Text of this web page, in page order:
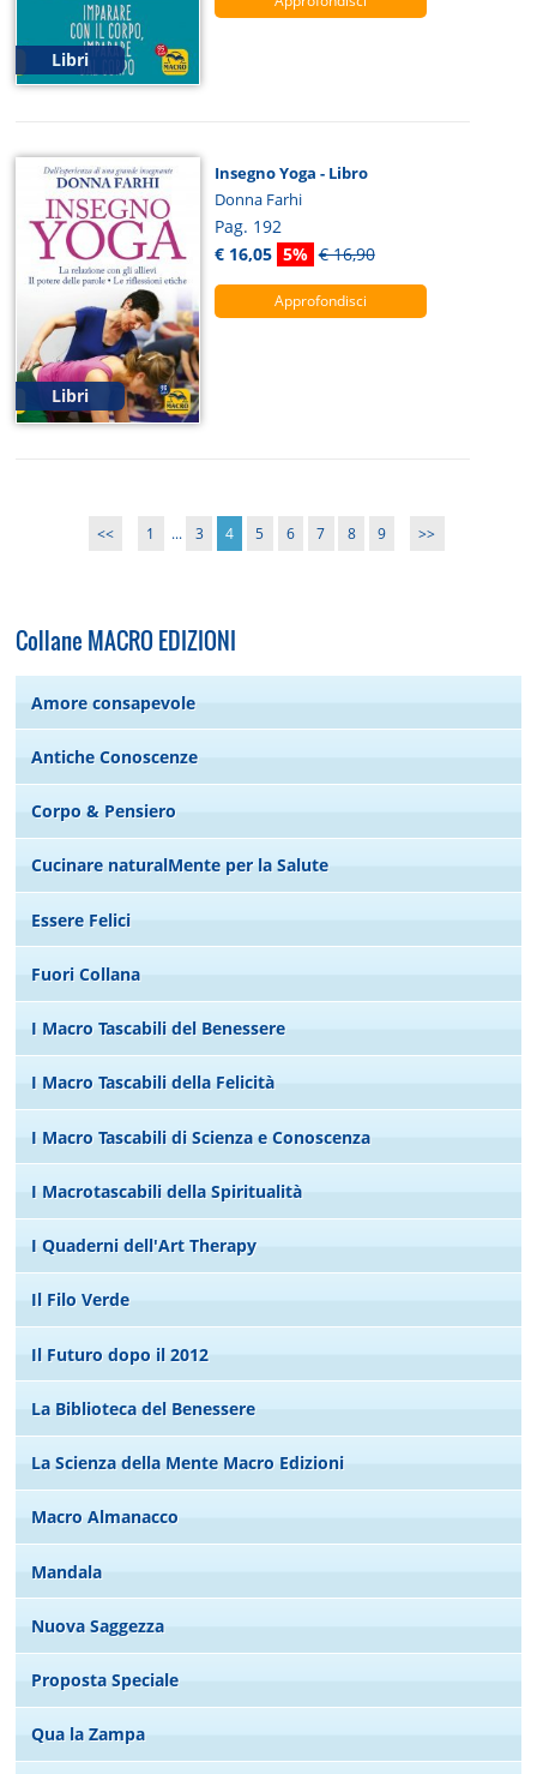
Libri
Libri
Insegno Yoga - Libro
Donna Farhi
Pag. 192
€ 16,05 5% € 16,90
Approfondisci
<< 1 ... 3 4 5 6 7 8 9 >>
Collane MACRO EDIZIONI
Amore consapevole
Antiche Conoscenze
Corpo & Pensiero
Cucinare naturalMente per la Salute
Essere Felici
Fuori Collana
I Macro Tascabili del Benessere
I Macro Tascabili della Felicità
I Macro Tascabili di Scienza e Conoscenza
I Macrotascabili della Spiritualità
I Quaderni dell'Art Therapy
Il Filo Verde
Il Futuro dopo il 2012
La Biblioteca del Benessere
La Scienza della Mente Macro Edizioni
Macro Almanacco
Mandala
Nuova Saggezza
Proposta Speciale
Qua la Zampa